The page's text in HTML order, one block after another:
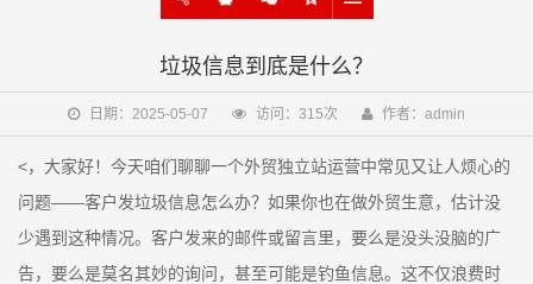
垃圾信息到底是什么？
日期：2025-05-07 访问：315次 作者：admin
<，大家好！今天咱们聊聊一个外贸独立站运营中常见又让人烦心的
问题——客户发垃圾信息怎么办？如果你也在做外贸生意，估计没
少遇到这种情况。客户发来的邮件或留言里，要么是没头没脑的广
告，要么是莫名其妙的询问，甚至可能是钓鱼信息。这不仅浪费时